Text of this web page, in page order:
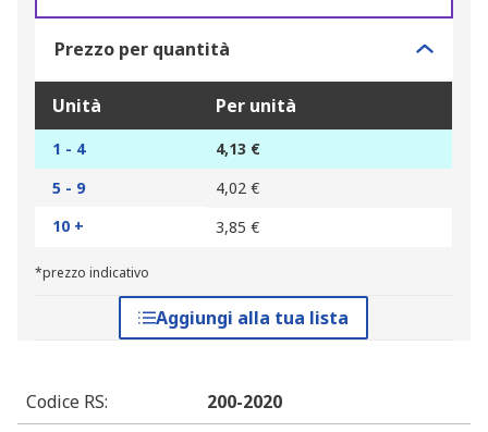
Prezzo per quantità
Unità Per unità
1 - 4
4,13 €
5 - 9
4,02 €
10 +
3,85 €
*prezzo indicativo
Aggiungi alla tua lista
Codice RS:
200-2020